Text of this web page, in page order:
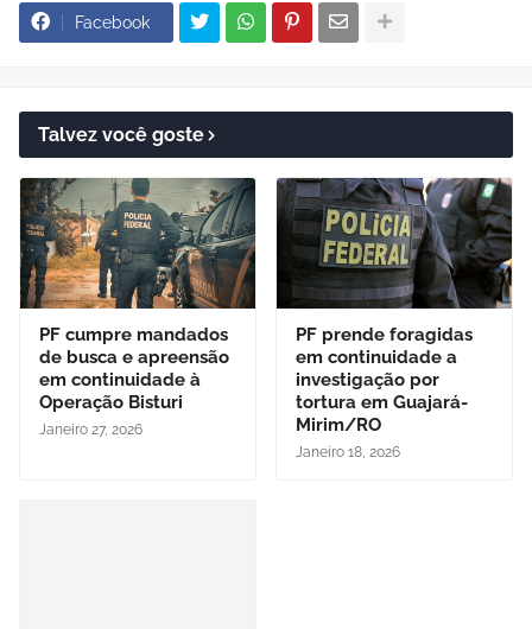
Facebook
Talvez você goste
PF cumpre mandados
de busca e apreensão
em continuidade à
Operação Bisturi
Janeiro 27, 2026
PF prende foragidas
em continuidade a
investigação por
tortura em Guajará-
Mirim/RO
Janeiro 18, 2026